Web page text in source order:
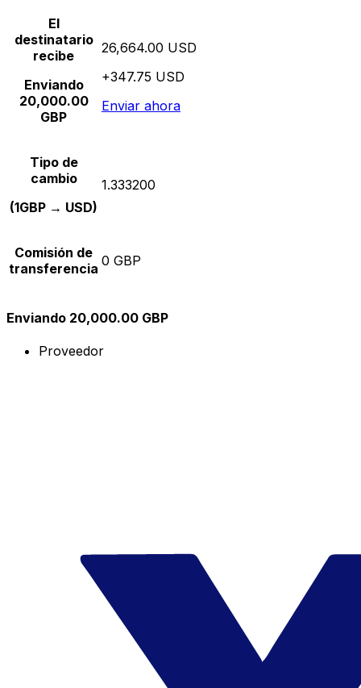
El
destinatario
recibe
Enviando
20,000.00
GBP
26,664.00 USD
+347.75 USD
Enviar ahora
Tipo de
cambio
(1GBP → USD)
1.333200
Comisión de
transferencia 0 GBP
Enviando 20,000.00 GBP
Proveedor